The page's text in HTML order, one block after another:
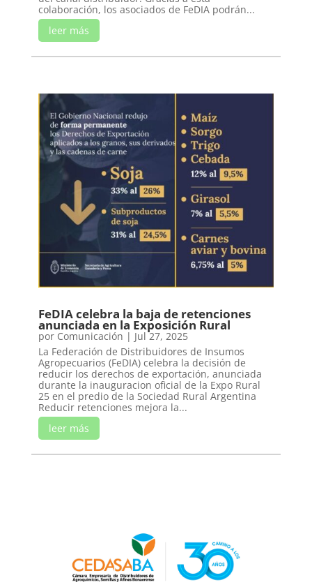
colaboración, los asociados de FeDIA podrán...
leer más
FeDIA celebra la baja de retenciones
anunciada en la Exposición Rural
por Comunicación | Jul 27, 2025
La Federación de Distribuidores de Insumos
Agropecuarios (FeDIA) celebra la decisión de
reducir los derechos de exportación, anunciada
durante la inauguracion oficial de la Expo Rural
25 en el predio de la Sociedad Rural Argentina
Reducir retenciones mejora la...
leer más